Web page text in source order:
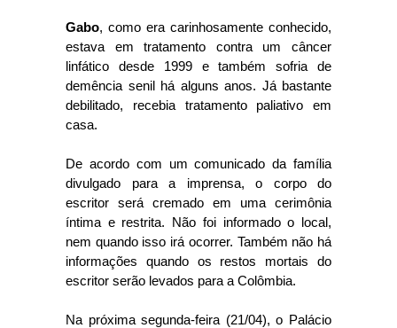
Gabo, como era carinhosamente conhecido,
estava em tratamento contra um câncer
linfático desde 1999 e também sofria de
demência senil há alguns anos. Já bastante
debilitado, recebia tratamento paliativo em
casa.
De acordo com um comunicado da família
divulgado para a imprensa, o corpo do
escritor será cremado em uma cerimônia
íntima e restrita. Não foi informado o local,
nem quando isso irá ocorrer. Também não há
informações quando os restos mortais do
escritor serão levados para a Colômbia.
Na próxima segunda-feira (21/04), o Palácio